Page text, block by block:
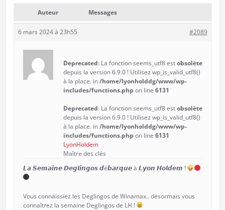
Auteur Messages
6 mars 2024 à 23h55 #2089
Deprecated: La fonction seems_utf8 estobsolète
depuis la version 6.9.0 ! Utilisez wp_is_valid_utf8()
à la place. in/home/lyonholddg/www/wp-
includes/functions.php on line 6131
Deprecated: La fonction seems_utf8 estobsolète
depuis la version 6.9.0 ! Utilisez wp_is_valid_utf8()
à la place. in/home/lyonholddg/www/wp-
includes/functions.php on line 6131
LyonHoldem
Maître des clés
𝙇𝙖 𝙎𝙚𝙢𝙖𝙞𝙣𝙚 𝘿𝙚𝙜𝙡𝙞𝙣𝙜𝙤𝙨 𝙙é𝙗𝙖𝙧𝙦𝙪𝙚 à 𝙇𝙮𝙤𝙣 𝙃𝙤𝙡𝙙𝙚𝙢 !
Vous connaissiez les Deglingos de Winamax.. désormais vous
connaîtrez la semaine Deglingos de LH !